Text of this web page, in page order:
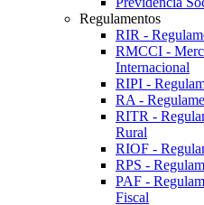
Regulamentos
RIR -
RMCCI -
Internacional
RIPI -
RA -
RITR -
Rural
RIOF -
RPS -
PAF -
Fiscal